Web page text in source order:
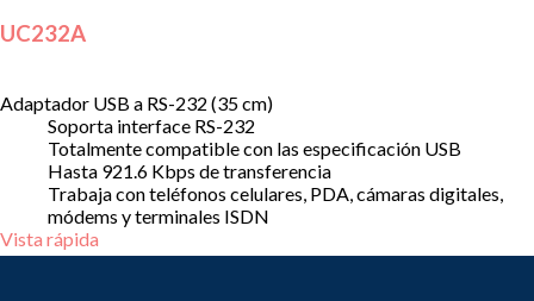
UC232A
Adaptador USB a RS-232 (35 cm)
Soporta interface RS-232
Totalmente compatible con las especificación USB
Hasta 921.6 Kbps de transferencia
Trabaja con teléfonos celulares, PDA, cámaras digitales,
módems y terminales ISDN
Vista rápida